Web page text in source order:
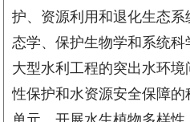
护、资源利用和退化生态
态学、保护生物学和系统
大型水利工程的突出水环
性保护和水资源安全保障